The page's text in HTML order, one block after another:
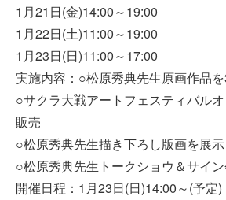
1月21日(金)14:00～19:00
1月22日(土)11:00～19:00
1月23日(日)11:00～17:00
実施内容：○松原秀典先生原画作品
○サクラ大戦アートフェスティバル
販売
○松原秀典先生描き下ろし版画を展示
○松原秀典先生トークショウ＆サイン
開催日程：1月23日(日)14:00～(予定)